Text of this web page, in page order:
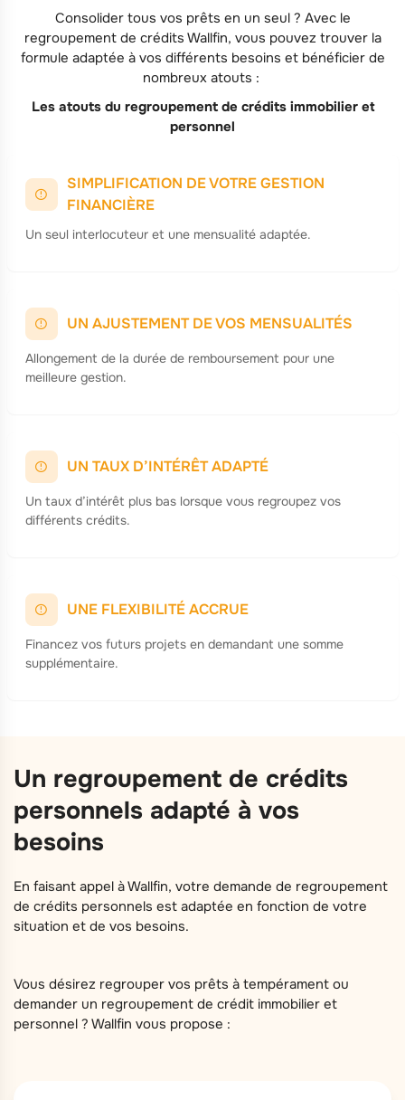
Consolider tous vos prêts en un seul ? Avec le
regroupement de crédits Wallfin, vous pouvez trouver la
formule adaptée à vos différents besoins et bénéficier de
nombreux atouts :
Les atouts du regroupement de crédits immobilier et
personnel
SIMPLIFICATION DE VOTRE GESTION
FINANCIÈRE
Un seul interlocuteur et une mensualité adaptée.
UN AJUSTEMENT DE VOS MENSUALITÉS
Allongement de la durée de remboursement pour une
meilleure gestion.
UN TAUX D’INTÉRÊT ADAPTÉ
Un taux d’intérêt plus bas lorsque vous regroupez vos
différents crédits.
UNE FLEXIBILITÉ ACCRUE
Financez vos futurs projets en demandant une somme
supplémentaire.
Un regroupement de crédits
personnels adapté à vos
besoins
En faisant appel à Wallfin, votre demande de regroupement
de crédits personnels est adaptée en fonction de votre
situation et de vos besoins.
Vous désirez regrouper vos prêts à tempérament ou
demander un regroupement de crédit immobilier et
personnel ? Wallfin vous propose :